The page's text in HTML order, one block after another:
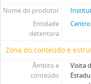
Nome do produtor
Entidade
detentora
Zona do conteúdo e
Âmbito e
conteúdo
Visita